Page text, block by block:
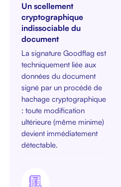
Un scellement
cryptographique
indissociable du
document
La signature Goodflag est
techniquement liée aux
données du document
signé par un procédé de
hachage cryptographique
: toute modification
ultérieure (même minime)
devient immédiatement
détectable.